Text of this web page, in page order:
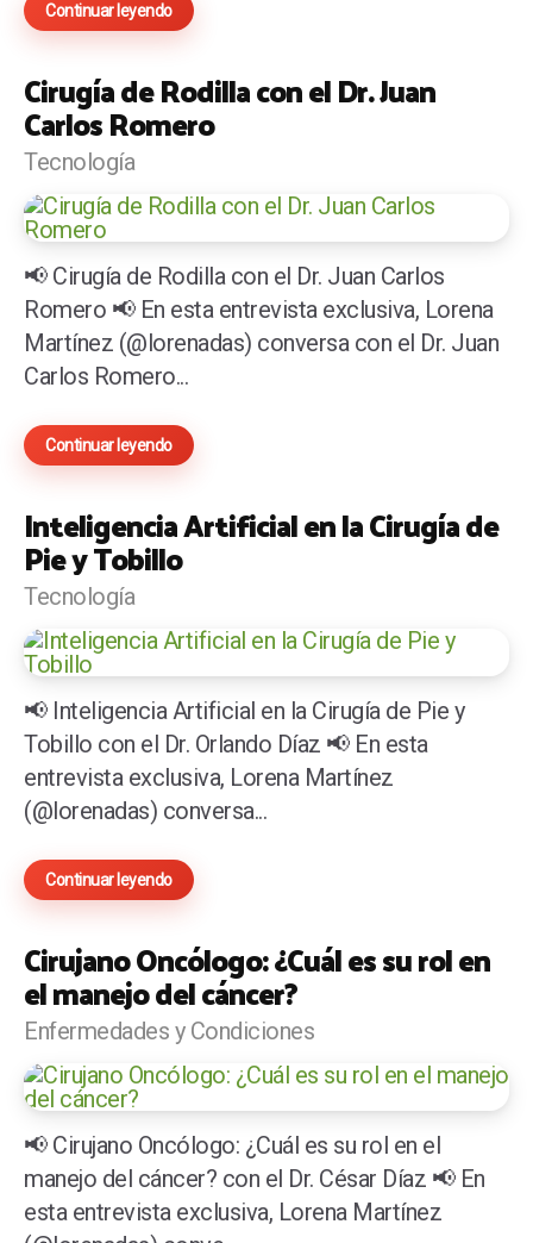
Continuar leyendo
Cirugía de Rodilla con el Dr. Juan
Carlos Romero
Tecnología
📢 Cirugía de Rodilla con el Dr. Juan Carlos
Romero 📢 En esta entrevista exclusiva, Lorena
Martínez (@lorenadas) conversa con el Dr. Juan
Carlos Romero...
Continuar leyendo
Inteligencia Artificial en la Cirugía de
Pie y Tobillo
Tecnología
📢 Inteligencia Artificial en la Cirugía de Pie y
Tobillo con el Dr. Orlando Díaz 📢 En esta
entrevista exclusiva, Lorena Martínez
(@lorenadas) conversa...
Continuar leyendo
Cirujano Oncólogo: ¿Cuál es su rol en
el manejo del cáncer?
Enfermedades y Condiciones
📢 Cirujano Oncólogo: ¿Cuál es su rol en el
manejo del cáncer? con el Dr. César Díaz 📢 En
esta entrevista exclusiva, Lorena Martínez